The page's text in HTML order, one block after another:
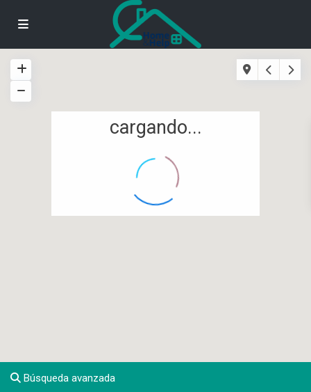
cargando...
Búsqueda avanzada